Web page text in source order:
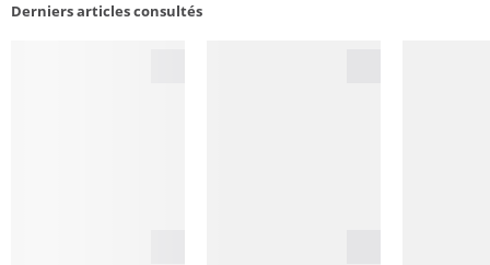
Derniers articles consultés